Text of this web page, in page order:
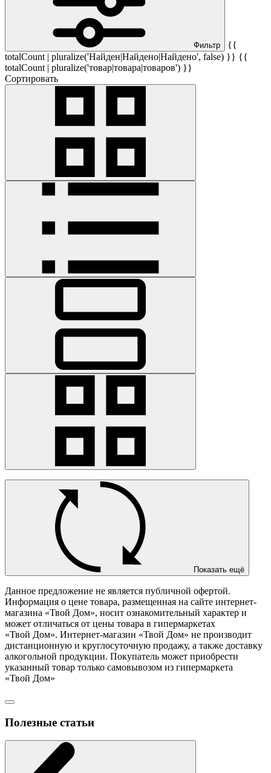
Фильтр
{{
totalCount | pluralize('Найден|Найдено|Найдено', false) }} {{
totalCount | pluralize('товар|товара|товаров') }}
Сортировать
Показать ещё
Данное предложение не является публичной офертой.
Информация о цене товара, размещенная на сайте интернет-
магазина «Твой Дом», носит ознакомительный характер и
может отличаться от цены товара в гипермаркетах
«Твой Дом». Интернет-магазин «Твой Дом» не производит
дистанционную и круглосуточную продажу, а также доставку
алкогольной продукции. Покупатель может приобрести
указанный товар только самовывозом из гипермаркета
«Твой Дом»
Полезные статьи